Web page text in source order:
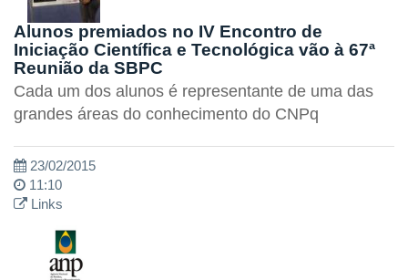
Alunos premiados no IV Encontro de
Iniciação Científica e Tecnológica vão à 67ª
Reunião da SBPC
Cada um dos alunos é representante de uma das
grandes áreas do conhecimento do CNPq
23/02/2015
11:10
Links